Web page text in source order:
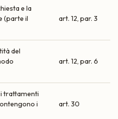
e la
(parte il
art. 12, par. 3
del
art. 12, par. 6
trattamenti
i
art. 30